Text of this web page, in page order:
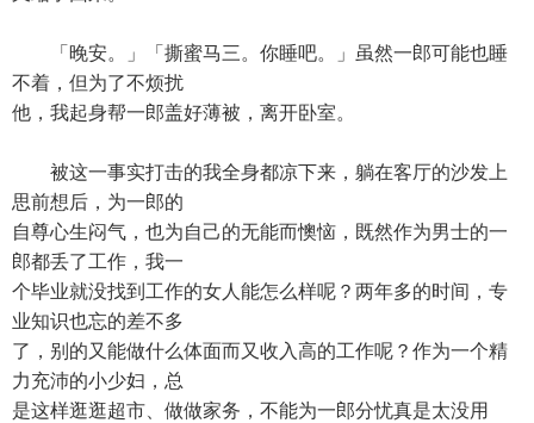
「晚安。」「撕蜜马三。你睡吧。」虽然一郎可能也睡
不着，但为了不烦扰
他，我起身帮一郎盖好薄被，离开卧室。
被这一事实打击的我全身都凉下来，躺在客厅的沙发上
思前想后，为一郎的
自尊心生闷气，也为自己的无能而懊恼，既然作为男士的一
郎都丢了工作，我一
个毕业就没找到工作的女人能怎么样呢？两年多的时间，专
业知识也忘的差不多
了，别的又能做什么体面而又收入高的工作呢？作为一个精
力充沛的小少妇，总
是这样逛逛超市、做做家务，不能为一郎分忧真是太没用